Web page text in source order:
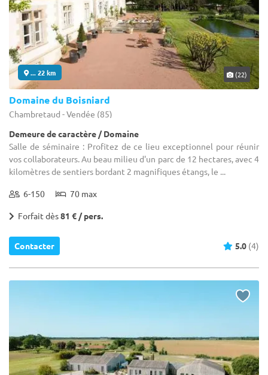
... 22 km (22)
Domaine du Boisniard
Chambretaud - Vendée (85)
Demeure de caractère / Domaine
Salle de séminaire : Profitez de ce lieu exceptionnel pour réunir
vos collaborateurs. Au beau milieu d'un parc de 12 hectares, avec 4
kilomètres de sentiers bordant 2 magnifiques étangs, le ...
6-150 70 max
Forfait dès81 € / pers.
Contacter 5.0 (4)